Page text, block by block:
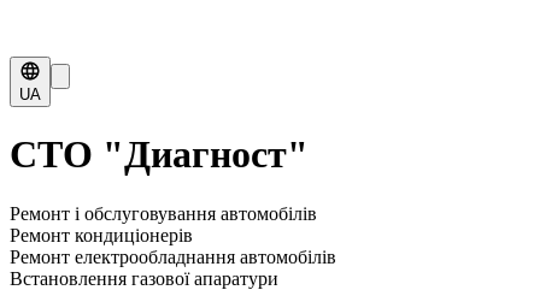
UA
СТО "Диагност"
Ремонт і обслуговування автомобілів
Ремонт кондиціонерів
Ремонт електрообладнання автомобілів
Встановлення газової апаратури